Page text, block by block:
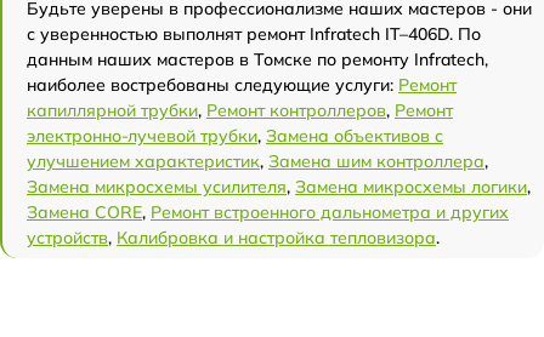
Будьте уверены в профессионализме наших мастеров - они
с уверенностью выполнят ремонт Infratech IT–406D. По
данным наших мастеров в Томске по ремонту Infratech,
наиболее востребованы следующие услуги: Ремонт
капиллярной трубки, Ремонт контроллеров, Ремонт
электронно-лучевой трубки, Замена объективов с
улучшением характеристик, Замена шим контроллера,
Замена микросхемы усилителя, Замена микросхемы логики,
Замена CORE, Ремонт встроенного дальнометра и других
устройств, Калибровка и настройка тепловизора.